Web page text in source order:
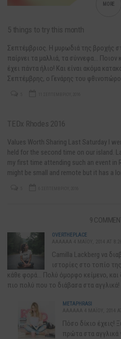
MORE
5 things to try this month
Σεπτέμβριος. Η μυρωδιά της βροχής
παίρνει τα μαλλιά, τα σύννεφα…
έχει πάντα ήλιο! Και είναι ακόμα
Σεπτέμβρης, ο Γενάρης του
TEDx Rhodes 2016
Values Worth Sharing Last Saturday I
held for the second time on our island.
my first time attending such an event in
might be small and remote but it has a
9
OVERTHEPLACE
Camilla Lackberg να
ιστορίες στο τοπίο
κάθε φορά… Πολύ όμορφο κείμενο, και
πιο πολύ που το διάβασα στα αγγλικά!
METAPHRASI
Πόσο δίκιο έχεις!
πρώτα στα αγγλικά